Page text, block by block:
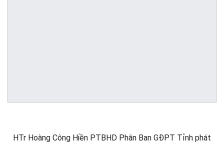
HTr Hoàng Công Hiền PTBHD Phân Ban GĐPT Tỉnh phát